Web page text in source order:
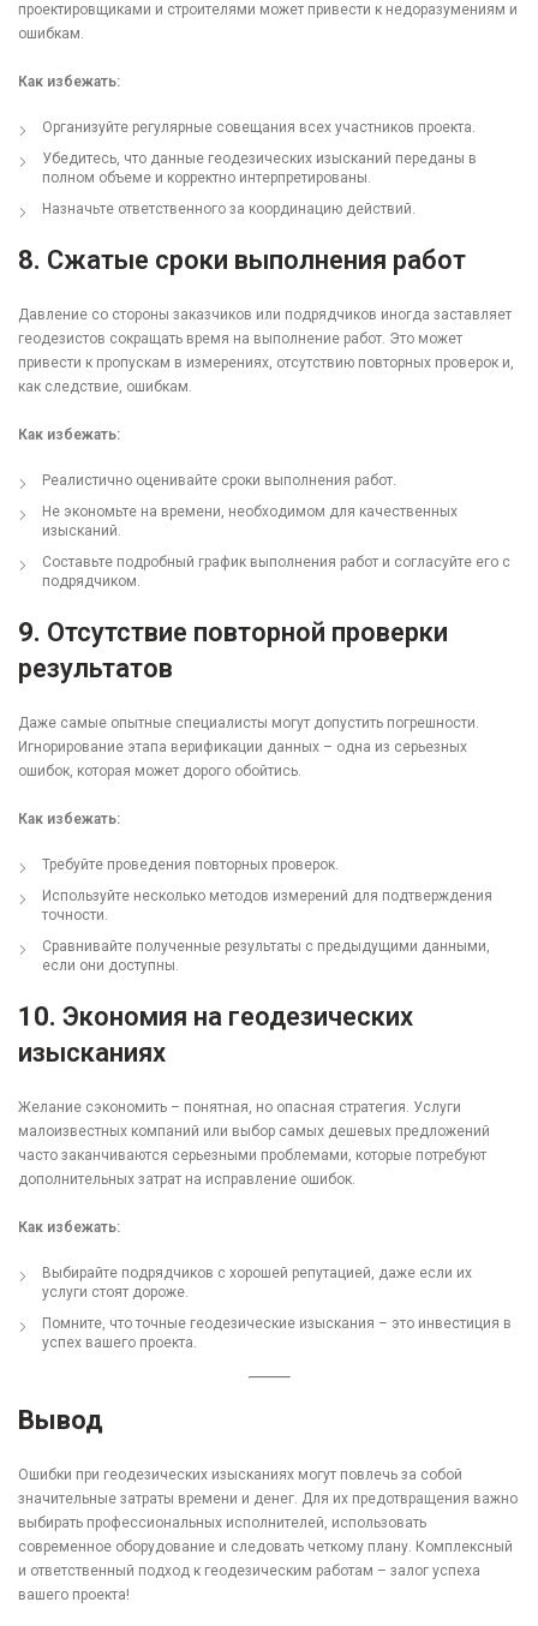
проектировщиками и строителями может привести к недоразумениям и
ошибкам.
Как избежать:
Организуйте регулярные совещания всех участников проекта.
Убедитесь, что данные геодезических изысканий переданы в
полном объеме и корректно интерпретированы.
Назначьте ответственного за координацию действий.
8. Сжатые сроки выполнения работ
Давление со стороны заказчиков или подрядчиков иногда заставляет
геодезистов сокращать время на выполнение работ. Это может
привести к пропускам в измерениях, отсутствию повторных проверок и,
как следствие, ошибкам.
Как избежать:
Реалистично оценивайте сроки выполнения работ.
Не экономьте на времени, необходимом для качественных
изысканий.
Составьте подробный график выполнения работ и согласуйте его с
подрядчиком.
9. Отсутствие повторной проверки
результатов
Даже самые опытные специалисты могут допустить погрешности.
Игнорирование этапа верификации данных – одна из серьезных
ошибок, которая может дорого обойтись.
Как избежать:
Требуйте проведения повторных проверок.
Используйте несколько методов измерений для подтверждения
точности.
Сравнивайте полученные результаты с предыдущими данными,
если они доступны.
10. Экономия на геодезических
изысканиях
Желание сэкономить – понятная, но опасная стратегия. Услуги
малоизвестных компаний или выбор самых дешевых предложений
часто заканчиваются серьезными проблемами, которые потребуют
дополнительных затрат на исправление ошибок.
Как избежать:
Выбирайте подрядчиков с хорошей репутацией, даже если их
услуги стоят дороже.
Помните, что точные геодезические изыскания – это инвестиция в
успех вашего проекта.
Вывод
Ошибки при геодезических изысканиях могут повлечь за собой
значительные затраты времени и денег. Для их предотвращения важно
выбирать профессиональных исполнителей, использовать
современное оборудование и следовать четкому плану. Комплексный
и ответственный подход к геодезическим работам – залог успеха
вашего проекта!